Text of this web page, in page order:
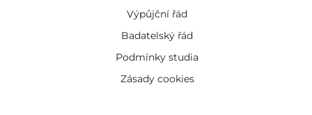
Výpůjční řád
Badatelský řád
Podmínky studia
Zásady cookies